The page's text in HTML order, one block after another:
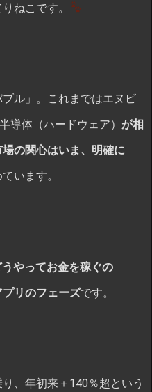
ねこです。
ル」。これまではエヌビ
導体（ハードウェア） が相
の関心はいま、明確に
います。
うやってお金を稼ぐの
リのフェーズです。
、年初来＋140％超という